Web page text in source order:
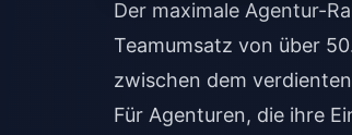
Der maximale Agentur-
Teamumsatz von über
zwischen dem
Für Agenturen, die ihre